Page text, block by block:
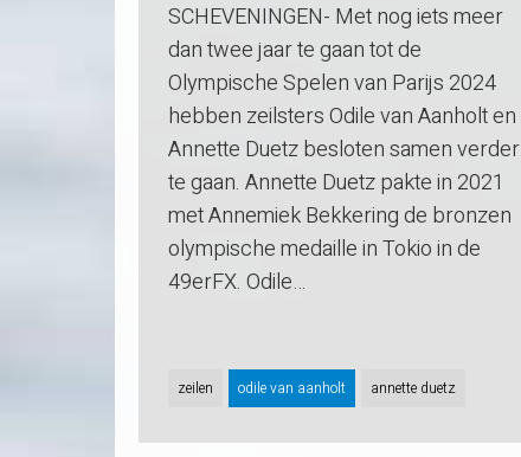
SCHEVENINGEN- Met nog iets meer
dan twee jaar te gaan tot de
Olympische Spelen van Parijs 2024
hebben zeilsters Odile van Aanholt en
Annette Duetz besloten samen verder
te gaan. Annette Duetz pakte in 2021
met Annemiek Bekkering de bronzen
olympische medaille in Tokio in de
49erFX. Odile…
zeilen odile van aanholt annette duetz